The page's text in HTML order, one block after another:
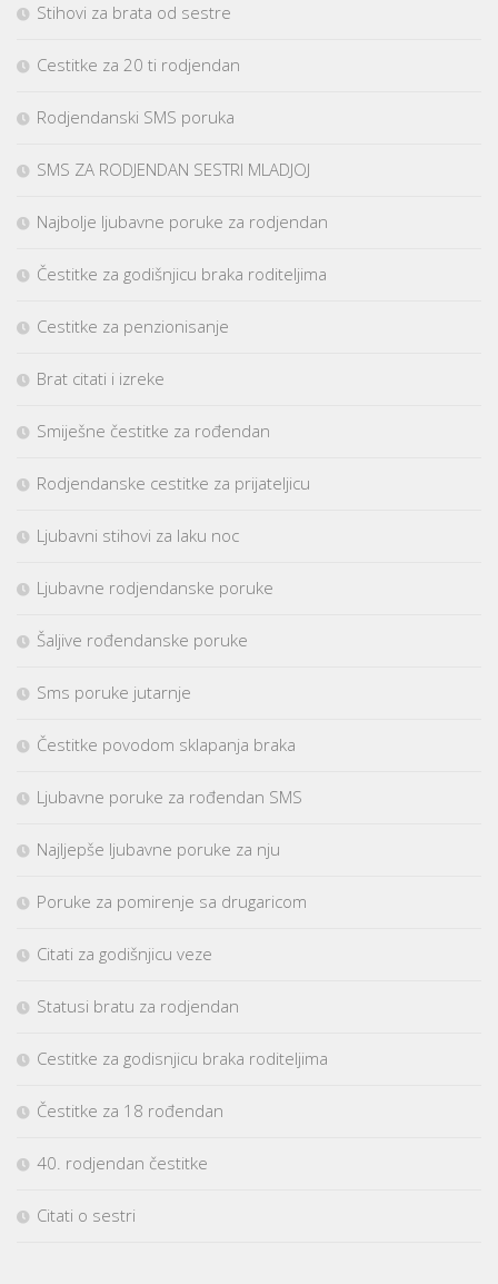
Stihovi za brata od sestre
Cestitke za 20 ti rodjendan
Rodjendanski SMS poruka
SMS ZA RODJENDAN SESTRI MLADJOJ
Najbolje ljubavne poruke za rodjendan
Čestitke za godišnjicu braka roditeljima
Cestitke za penzionisanje
Brat citati i izreke
Smiješne čestitke za rođendan
Rodjendanske cestitke za prijateljicu
Ljubavni stihovi za laku noc
Ljubavne rodjendanske poruke
Šaljive rođendanske poruke
Sms poruke jutarnje
Čestitke povodom sklapanja braka
Ljubavne poruke za rođendan SMS
Najljepše ljubavne poruke za nju
Poruke za pomirenje sa drugaricom
Citati za godišnjicu veze
Statusi bratu za rodjendan
Cestitke za godisnjicu braka roditeljima
Čestitke za 18 rođendan
40. rodjendan čestitke
Citati o sestri